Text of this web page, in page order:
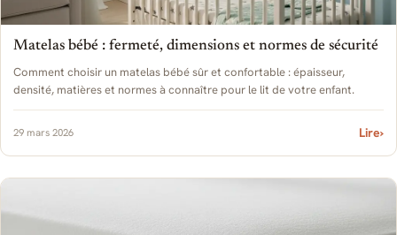
Matelas bébé : fermeté, dimensions et normes de sécurité
Comment choisir un matelas bébé sûr et confortable : épaisseur,
densité, matières et normes à connaître pour le lit de votre enfant.
29 mars 2026 Lire›